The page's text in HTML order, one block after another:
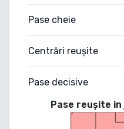
Pase cheie
Centrări reușite
Pase decisive
Pase reușite